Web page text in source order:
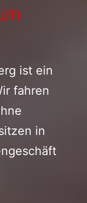
ist ein
fahren
in